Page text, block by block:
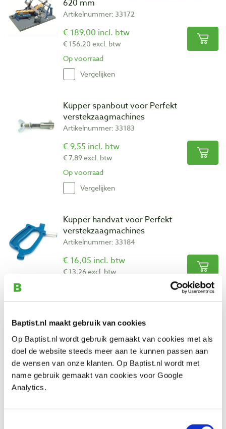
Baptist.nl maakt gebruik van cookies
Op Baptist.nl wordt gebruik gemaakt van cookies met als
doel de website steeds meer aan te kunnen passen aan
de wensen van onze klanten. Op Baptist.nl wordt met
name gebruik gemaakt van cookies voor Google
Analytics.
620 mm
Artikelnummer: 33172
€ 189,00 incl. btw
€ 156,20 excl. btw
Op voorraad
Vergelijken
Küpper spanbout voor Perfekt
verstekzaagmachines
Artikelnummer: 33183
€ 9,55 incl. btw
€ 7,89 excl. btw
Op voorraad
Vergelijken
Küpper handvat voor Perfekt
verstekzaagmachines
Artikelnummer: 33184
€ 16,05 incl. btw
€ 13,26 excl. btw
Vergelijken
Küpper geleidingsring voor Perfekt
verstekzaagmachines
Artikelnummer: 33185
€ 6,65 incl. btw